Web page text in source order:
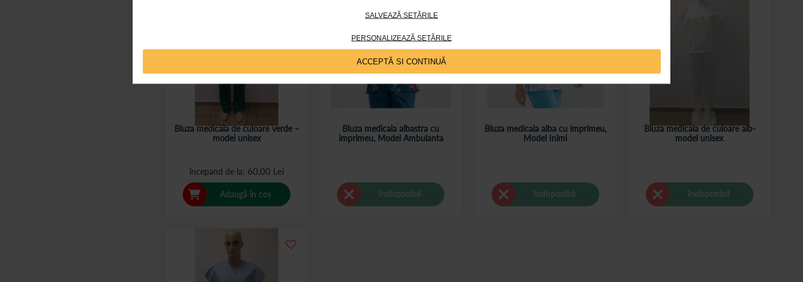
SALVEAZĂ SETĂRILE
PERSONALIZEAZĂ SETĂRILE
ACCEPTĂ SI CONTINUĂ
Bluza medicala de culoare verde –
model unisex
începand de la 60,00 Lei
Adaugă în coș
Bluza medicala albastra cu
imprimeu, Model Ambulanta
Indisponibil
Bluza medicala alba cu imprimeu,
Model Inimi
Indisponibil
Bluza medicala de culoare alb-
model unisex
Indisponibil